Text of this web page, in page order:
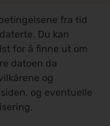
fra tid
Du kan
for å finne ut om
datoen da
og
og eventuelle